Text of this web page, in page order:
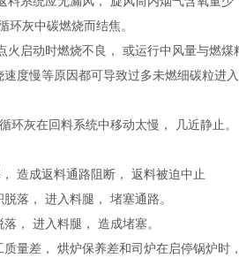
环灰中碳燃烧而结焦。
火启动时燃烧不良， 或运行中风量与燃
度慢等原因都可导致过多未燃细碳粒进
环灰在回料系统中移动太慢， 几近静止
造成返料通路阻断， 返料被迫中止
落， 进入料腿， 堵塞通路。
， 进入料腿， 造成堵塞。
质量差， 烘炉保养差和司炉在启停锅炉